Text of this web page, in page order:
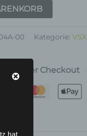
00 Kategorie:VSX
sicherer Checkout
hat